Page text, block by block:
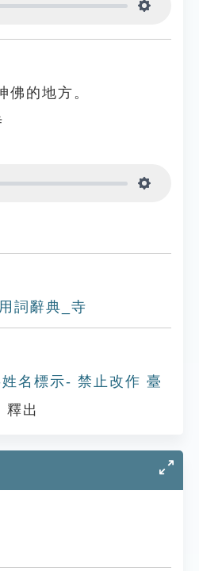
佛的地方。
詞辭典_寺
名標示- 禁止改作 臺
釋出